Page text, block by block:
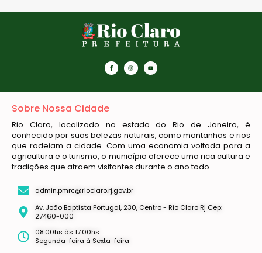
Sobre Nossa Cidade
Rio Claro, localizado no estado do Rio de Janeiro, é
conhecido por suas belezas naturais, como montanhas e rios
que rodeiam a cidade. Com uma economia voltada para a
agricultura e o turismo, o município oferece uma rica cultura e
tradições que atraem visitantes durante o ano todo.
admin.pmrc@rioclaro.rj.gov.br
Av. João Baptista Portugal, 230, Centro - Rio Claro Rj Cep:
27460-000
08:00hs às 17:00hs
Segunda-feira à Sexta-feira